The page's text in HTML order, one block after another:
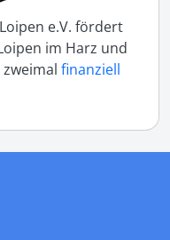
e.V. fördert
im Harz und
finanziell